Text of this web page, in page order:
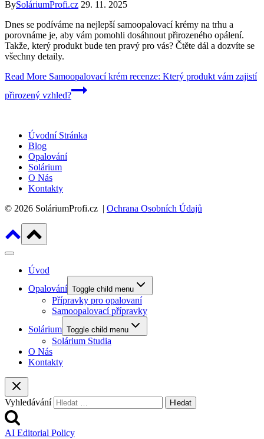
BySoláriumProfi.cz 29. 11. 2025
Dnes se podíváme na nejlepší samoopalovací krémy na trhu a
porovnáme je, aby vám pomohli dosáhnout přirozeného opálení.
Takže, který produkt bude ten pravý pro vás? Čtěte dál a dozvíte se
všechny detaily.
Read More Samoopalovací krém recenze: Který produkt vám zajistí
přirozený vzhled?
Úvodní Stránka
Blog
Opalování
Solárium
O Nás
Kontakty
© 2026 SoláriumProfi.cz | Ochrana Osobních Údajů
Úvod
Opalování Toggle child menu
Přípravky pro opalovaní
Samoopalovací přípravky
Solárium Toggle child menu
Solárium Studia
O Nás
Kontakty
Vyhledávání
AI Editorial Policy